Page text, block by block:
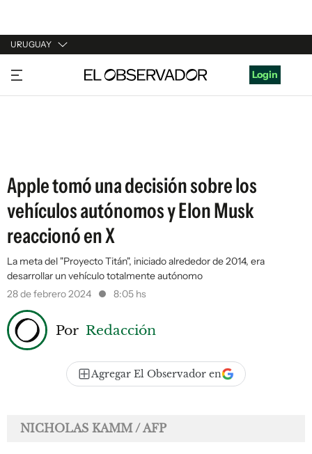
URUGUAY
URUGUAY
ARGENTINA
Login
Apple tomó una decisión sobre los
vehículos autónomos y Elon Musk
reaccionó en X
La meta del "Proyecto Titán", iniciado alrededor de 2014, era
desarrollar un vehículo totalmente autónomo
28 de febrero 2024
8:05 hs
Por Redacción
Agregar El Observador en
NICHOLAS KAMM / AFP